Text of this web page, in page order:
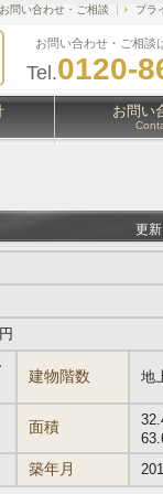
お問い合わせ・ご相談
Tel.0120-
お問い合わせ・ご相談 プラ
お問い
更
建物階数 地
面積
築年月